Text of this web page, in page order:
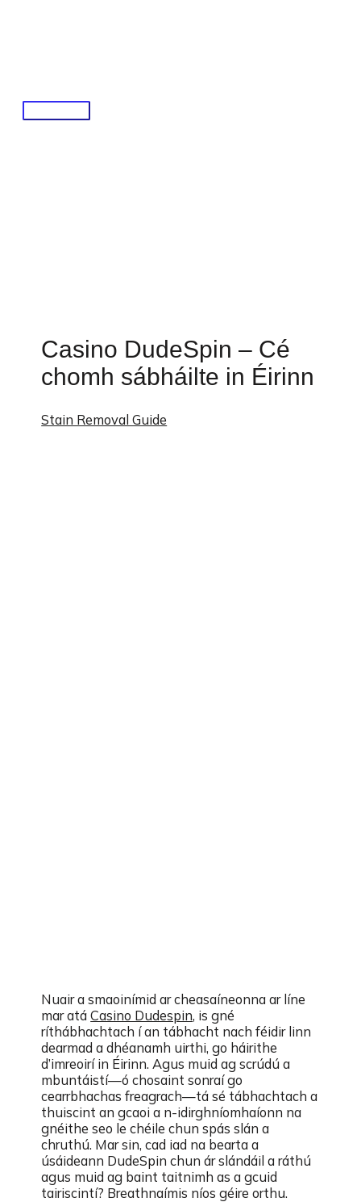
Main
Casino DudeSpin – Cé
chomh sábháilte in Éirinn
Stain Removal Guide
Nuair a smaoinímid ar cheasaíneonna ar líne
mar atáCasino Dudespin, is gné
ríthábhachtach í an tábhacht nach féidir linn
dearmad a dhéanamh uirthi, go háirithe
d’imreoirí in Éirinn. Agus muid ag scrúdú a
mbuntáistí—ó chosaint sonraí go
cearrbhachas freagrach—tá sé tábhachtach a
thuiscint an gcaoi a n-idirghníomhaíonn na
gnéithe seo le chéile chun spás slán a
chruthú. Mar sin, cad iad na bearta a
úsáideann DudeSpin chun ár slándáil a ráthú
agus muid ag baint taitnimh as a gcuid
tairiscintí? Breathnaímis níos géire orthu.